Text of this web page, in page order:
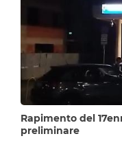
Rapimento del
preliminare